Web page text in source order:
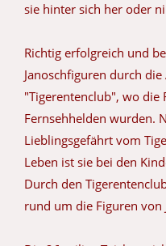
sie hinter sich her oder
Richtig erfolgreich und
Janoschfiguren durch
"Tigerentenclub", wo die
Fernsehhelden wurden.
Lieblingsgefährt vom
Leben ist sie bei den
Durch den
rund um die Figuren von